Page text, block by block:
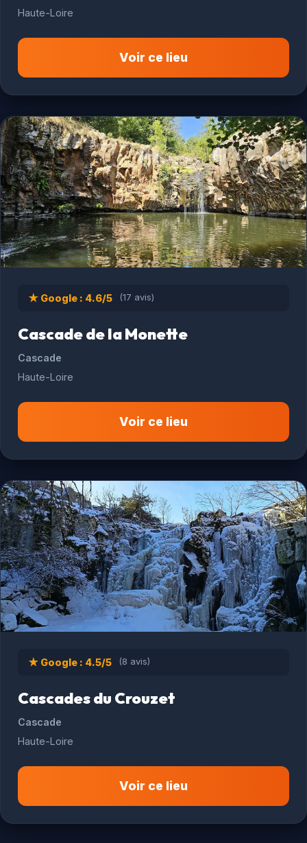
Haute-Loire
Voir ce lieu
★ Google : 4.6/5 (17 avis)
Cascade de la Monette
Cascade
Haute-Loire
Voir ce lieu
★ Google : 4.5/5 (8 avis)
Cascades du Crouzet
Cascade
Haute-Loire
Voir ce lieu